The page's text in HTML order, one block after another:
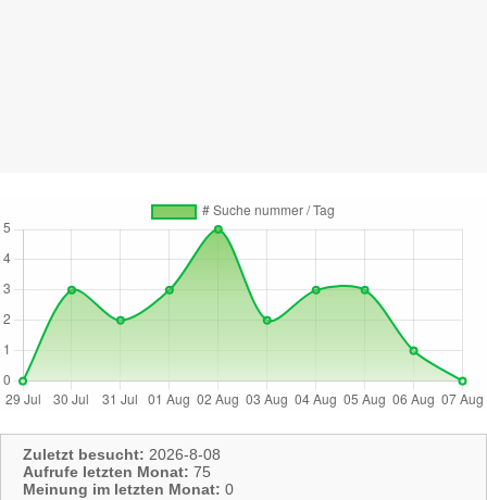
Zuletzt besucht: 2026-8-08
Aufrufe letzten Monat: 75
Meinung im letzten Monat: 0